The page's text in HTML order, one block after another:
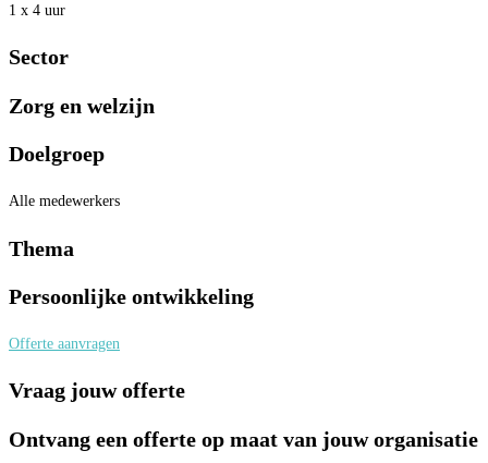
1 x 4 uur
Sector
Zorg en welzijn
Doelgroep
Alle medewerkers
Thema
Persoonlijke ontwikkeling
Offerte aanvragen
Vraag jouw offerte
Ontvang een offerte op maat van jouw organisatie